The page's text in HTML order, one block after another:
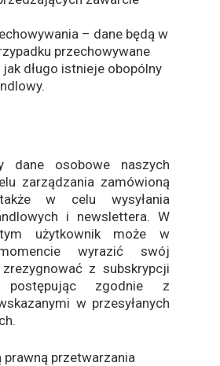
– dane będą w
przechowywane
jak długo istnieje obopólny
dane osobowe naszych
zarządzania zamówioną
w celu wysyłania
i newslettera. W
użytkownik może w
wyrazić swój
z subskrypcji
postępując zgodnie z
w przesyłanych
prawną przetwarzania